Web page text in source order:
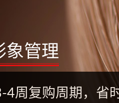
象管理
4周复购周期，省